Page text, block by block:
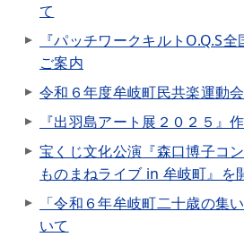
て
『パッチワークキルトO.Q.S
ご案内
令和６年度牟岐町民共楽運動
『出羽島アート展２０２５』
宝くじ文化公演『森口博子コ
ものまねライブ in 牟岐町』を
「令和６年牟岐町二十歳の集
いて